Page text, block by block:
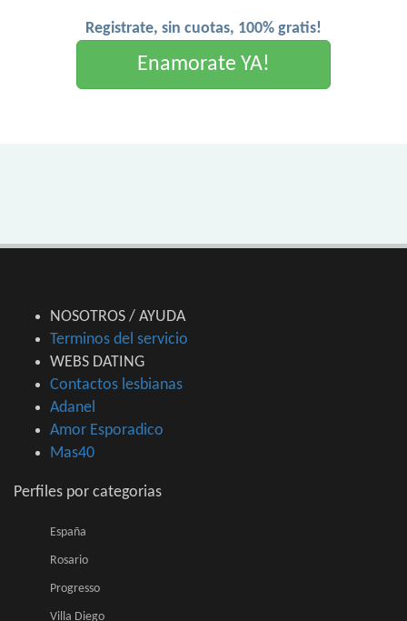
Registrate, sin cuotas, 100% gratis!
Enamorate YA!
NOSOTROS / AYUDA
Terminos del servicio
WEBS DATING
Contactos lesbianas
Adanel
Amor Esporadico
Mas40
Perfiles por categorias
España
Rosario
Progresso
Villa Diego